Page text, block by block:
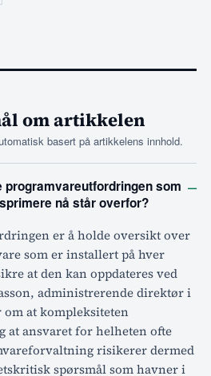
om artikkelen
basert på artikkelens innhold.
programvareutfordringen som
nå står overfor?
–
er å holde oversikt over
som er installert på hver
at den kan oppdateres ved
administrerende direktør i
at kompleksiteten
at ansvaret for helheten ofte
risikerer dermed
spørsmål som havner i